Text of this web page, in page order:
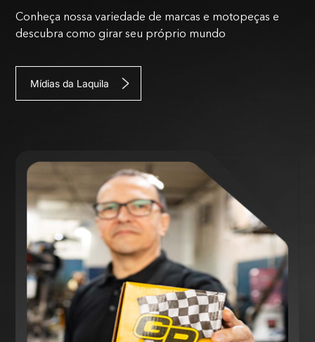
Conheça nossa variedade de marcas e motopeças e
descubra como girar seu próprio mundo
Mídias da Laquila